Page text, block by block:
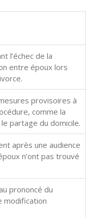
l’échec de la
entre époux lors
provisoires à
comme la
partage du domicile.
après une audience
n’ont pas trouvé
prononcé du
modification